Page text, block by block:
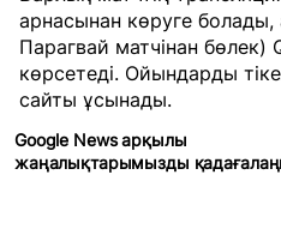
арнасынан көруге
Парагвай матчінан бөлек)
көрсетеді. Ойындарды
сайты ұсынады.
Google News арқылы
жаңалықтарымызды